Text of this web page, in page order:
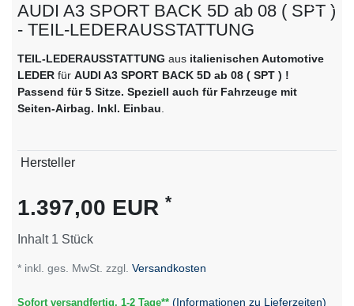
AUDI A3 SPORT BACK 5D ab 08 ( SPT )
- TEIL-LEDERAUSSTATTUNG
TEIL-LEDERAUSSTATTUNG aus italienischen Automotive
LEDER für AUDI A3 SPORT BACK 5D ab 08 ( SPT ) !
Passend für 5 Sitze. Speziell auch für Fahrzeuge mit
Seiten-Airbag. Inkl. Einbau
Technisches
Wert
Hersteller
1.397,00 EUR *
Inhalt 1 Stück
* inkl. ges. MwSt. zzgl. Versandkosten
Sofort versandfertig, 1-2 Tage** (Informationen zu Lieferzeiten)